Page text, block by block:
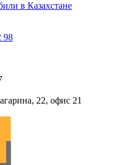
в Казахстане
98
22, офис 21